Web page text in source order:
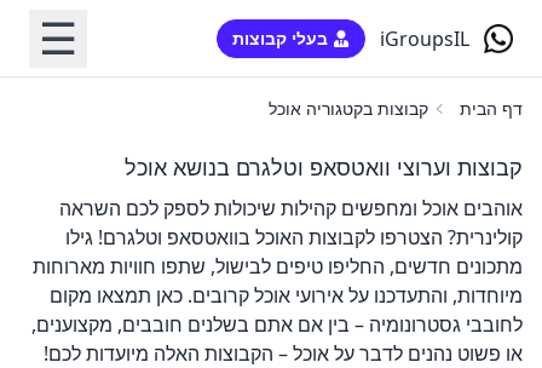
iGroupsIL בעלי קבוצות ☰
דף הבית קבוצות בקטגוריה אוכל
קבוצות וערוצי וואטסאפ וטלגרם בנושא אוכל
אוהבים אוכל ומחפשים קהילות שיכולות לספק לכם השראה
קולינרית? הצטרפו לקבוצות האוכל בוואטסאפ וטלגרם! גילו
מתכונים חדשים, החליפו טיפים לבישול, שתפו חוויות מארוחות
מיוחדות, והתעדכנו על אירועי אוכל קרובים. כאן תמצאו מקום
לחובבי גסטרונומיה – בין אם אתם בשלנים חובבים, מקצוענים,
או פשוט נהנים לדבר על אוכל – הקבוצות האלה מיועדות לכם!